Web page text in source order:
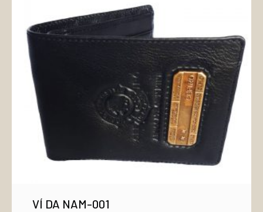
VÍ DA NAM-001